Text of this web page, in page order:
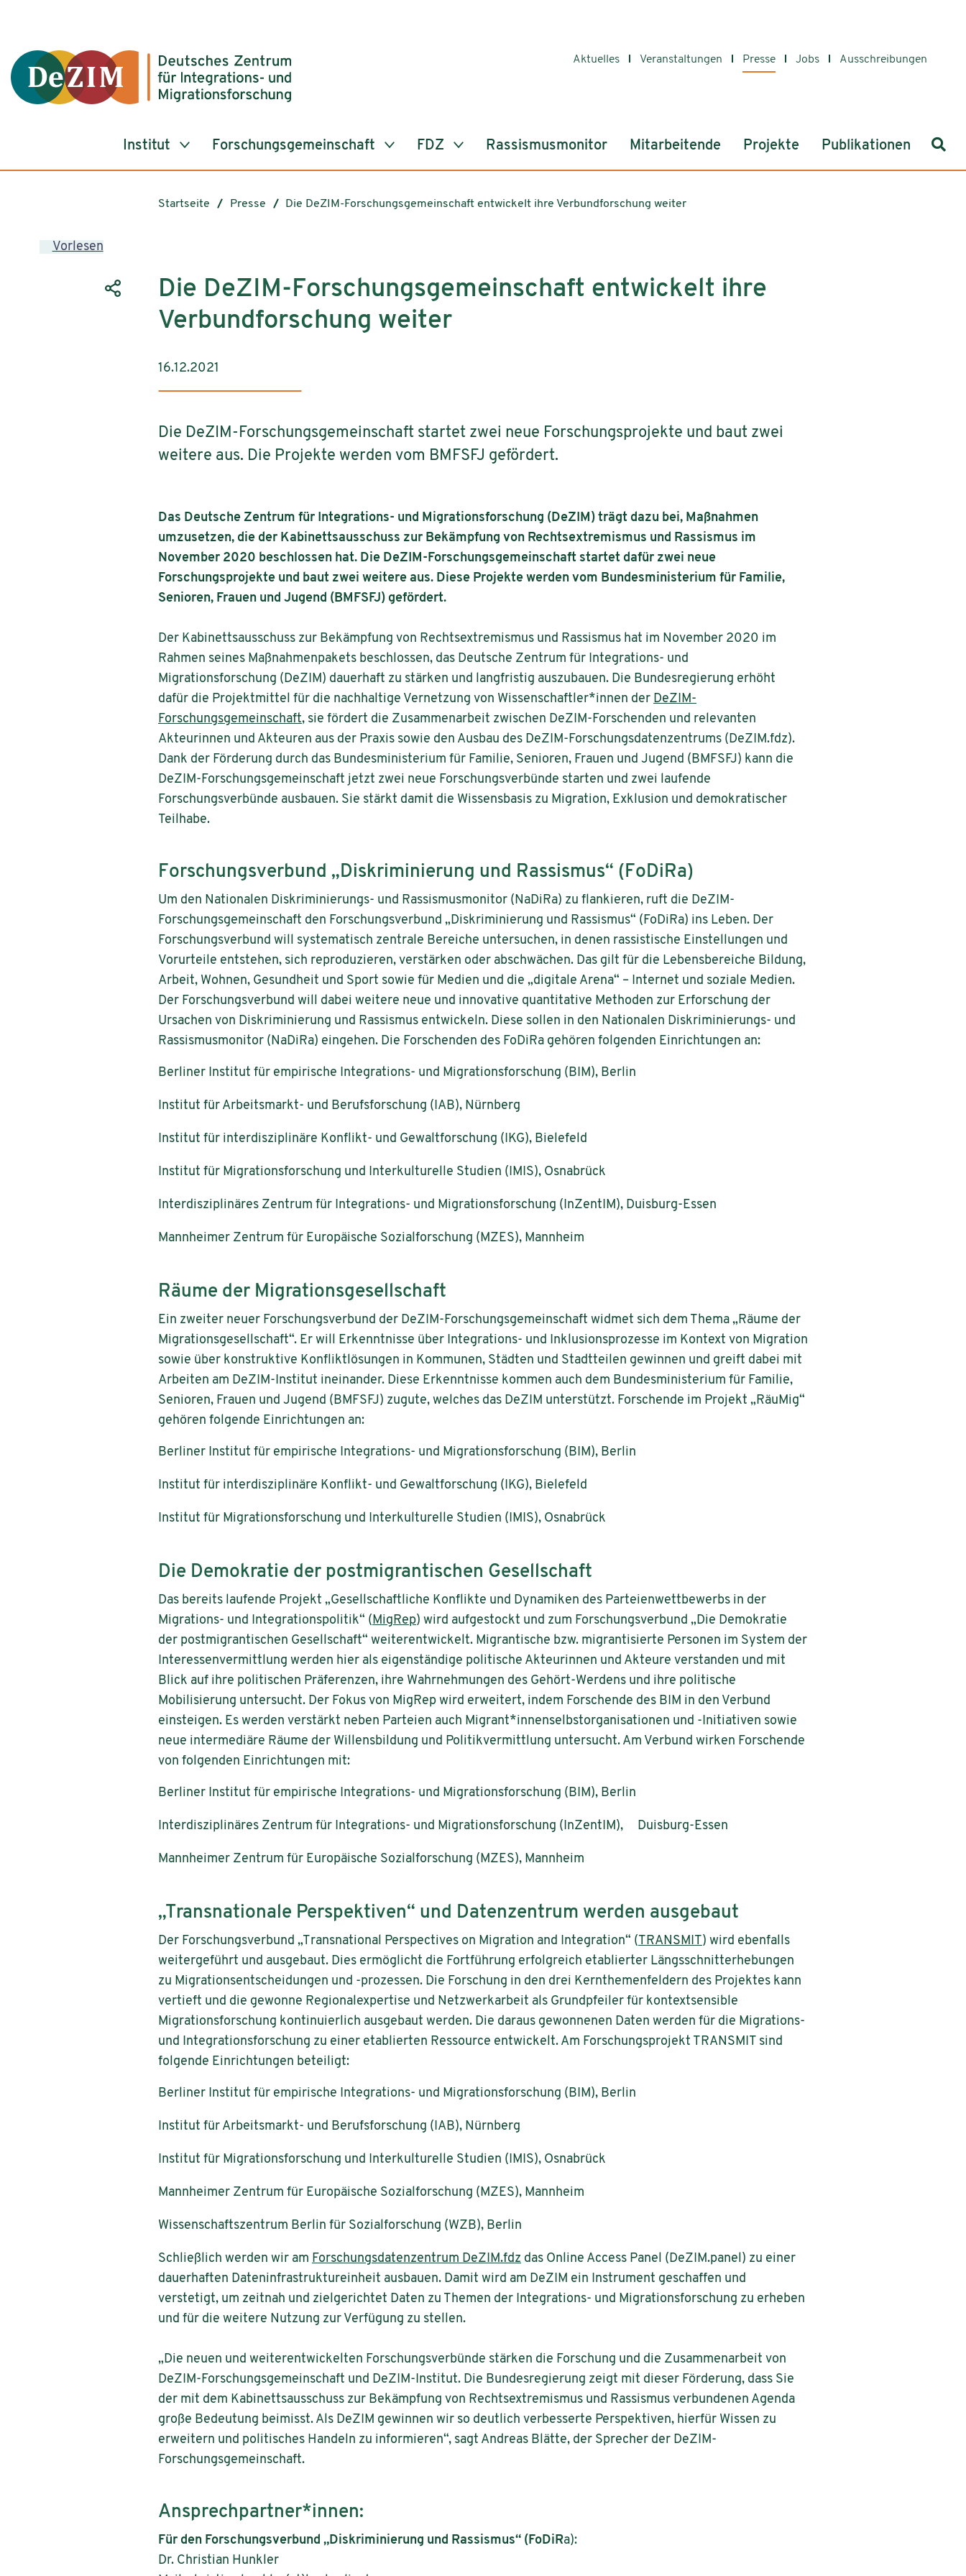
Aktuelles Veranstaltungen Presse Jobs Ausschreibungen
Institut Forschungsgemeinschaft FDZ Rassismusmonitor Mitarbeitende Projekte Publikationen
Startseite Presse Die DeZIM-Forschungsgemeinschaft entwickelt ihre Verbundforschung weiter
Vorlesen
Die DeZIM-Forschungsgemeinschaft entwickelt ihre
Verbundforschung weiter
16.12.2021
Die DeZIM-Forschungsgemeinschaft startet zwei neue Forschungsprojekte und baut zwei
weitere aus. Die Projekte werden vom BMFSFJ gefördert.
Das Deutsche Zentrum für Integrations- und Migrationsforschung (DeZIM) trägt dazu bei, Maßnahmen
umzusetzen, die der Kabinettsausschuss zur Bekämpfung von Rechtsextremismus und Rassismus im
November 2020 beschlossen hat. Die DeZIM-Forschungsgemeinschaft startet dafür zwei neue
Forschungsprojekte und baut zwei weitere aus. Diese Projekte werden vom Bundesministerium für Familie,
Senioren, Frauen und Jugend (BMFSFJ) gefördert.
Der Kabinettsausschuss zur Bekämpfung von Rechtsextremismus und Rassismus hat im November 2020 im
Rahmen seines Maßnahmenpakets beschlossen, das Deutsche Zentrum für Integrations- und
Migrationsforschung (DeZIM) dauerhaft zu stärken und langfristig auszubauen. Die Bundesregierung erhöht
dafür die Projektmittel für die nachhaltige Vernetzung von Wissenschaftler*innen der DeZIM-
Forschungsgemeinschaft, sie fördert die Zusammenarbeit zwischen DeZIM-Forschenden und relevanten
Akteurinnen und Akteuren aus der Praxis sowie den Ausbau des DeZIM-Forschungsdatenzentrums (DeZIM.fdz).
Dank der Förderung durch das Bundesministerium für Familie, Senioren, Frauen und Jugend (BMFSFJ) kann die
DeZIM-Forschungsgemeinschaft jetzt zwei neue Forschungsverbünde starten und zwei laufende
Forschungsverbünde ausbauen. Sie stärkt damit die Wissensbasis zu Migration, Exklusion und demokratischer
Teilhabe.
Forschungsverbund „Diskriminierung und Rassismus“ (FoDiRa)
Um den Nationalen Diskriminierungs- und Rassismusmonitor (NaDiRa) zu flankieren, ruft die DeZIM-
Forschungsgemeinschaft den Forschungsverbund „Diskriminierung und Rassismus“ (FoDiRa) ins Leben. Der
Forschungsverbund will systematisch zentrale Bereiche untersuchen, in denen rassistische Einstellungen und
Vorurteile entstehen, sich reproduzieren, verstärken oder abschwächen. Das gilt für die Lebensbereiche Bildung,
Arbeit, Wohnen, Gesundheit und Sport sowie für Medien und die „digitale Arena“ – Internet und soziale Medien.
Der Forschungsverbund will dabei weitere neue und innovative quantitative Methoden zur Erforschung der
Ursachen von Diskriminierung und Rassismus entwickeln. Diese sollen in den Nationalen Diskriminierungs- und
Rassismusmonitor (NaDiRa) eingehen. Die Forschenden des FoDiRa gehören folgenden Einrichtungen an:
Berliner Institut für empirische Integrations- und Migrationsforschung (BIM), Berlin
Institut für Arbeitsmarkt- und Berufsforschung (IAB), Nürnberg
Institut für interdisziplinäre Konflikt- und Gewaltforschung (IKG), Bielefeld
Institut für Migrationsforschung und Interkulturelle Studien (IMIS), Osnabrück
Interdisziplinäres Zentrum für Integrations- und Migrationsforschung (InZentIM), Duisburg-Essen
Mannheimer Zentrum für Europäische Sozialforschung (MZES), Mannheim
Räume der Migrationsgesellschaft
Ein zweiter neuer Forschungsverbund der DeZIM-Forschungsgemeinschaft widmet sich dem Thema „Räume der
Migrationsgesellschaft“. Er will Erkenntnisse über Integrations- und Inklusionsprozesse im Kontext von Migration
sowie über konstruktive Konfliktlösungen in Kommunen, Städten und Stadtteilen gewinnen und greift dabei mit
Arbeiten am DeZIM-Institut ineinander. Diese Erkenntnisse kommen auch dem Bundesministerium für Familie,
Senioren, Frauen und Jugend (BMFSFJ) zugute, welches das DeZIM unterstützt. Forschende im Projekt „RäuMig“
gehören folgende Einrichtungen an:
Berliner Institut für empirische Integrations- und Migrationsforschung (BIM), Berlin
Institut für interdisziplinäre Konflikt- und Gewaltforschung (IKG), Bielefeld
Institut für Migrationsforschung und Interkulturelle Studien (IMIS), Osnabrück
Die Demokratie der postmigrantischen Gesellschaft
Das bereits laufende Projekt „Gesellschaftliche Konflikte und Dynamiken des Parteienwettbewerbs in der
Migrations- und Integrationspolitik“ ( MigRep) wird aufgestockt und zum Forschungsverbund „Die Demokratie
der postmigrantischen Gesellschaft“ weiterentwickelt. Migrantische bzw. migrantisierte Personen im System der
Interessenvermittlung werden hier als eigenständige politische Akteurinnen und Akteure verstanden und mit
Blick auf ihre politischen Präferenzen, ihre Wahrnehmungen des Gehört-Werdens und ihre politische
Mobilisierung untersucht. Der Fokus von MigRep wird erweitert, indem Forschende des BIM in den Verbund
einsteigen. Es werden verstärkt neben Parteien auch Migrant*innenselbstorganisationen und -Initiativen sowie
neue intermediäre Räume der Willensbildung und Politikvermittlung untersucht. Am Verbund wirken Forschende
von folgenden Einrichtungen mit:
Berliner Institut für empirische Integrations- und Migrationsforschung (BIM), Berlin
Interdisziplinäres Zentrum für Integrations- und Migrationsforschung (InZentIM), Duisburg-Essen
Mannheimer Zentrum für Europäische Sozialforschung (MZES), Mannheim
„Transnationale Perspektiven“ und Datenzentrum werden ausgebaut
Der Forschungsverbund „Transnational Perspectives on Migration and Integration“ (TRANSMIT) wird ebenfalls
weitergeführt und ausgebaut. Dies ermöglicht die Fortführung erfolgreich etablierter Längsschnitterhebungen
zu Migrationsentscheidungen und -prozessen. Die Forschung in den drei Kernthemenfeldern des Projektes kann
vertieft und die gewonne Regionalexpertise und Netzwerkarbeit als Grundpfeiler für kontextsensible
Migrationsforschung kontinuierlich ausgebaut werden. Die daraus gewonnenen Daten werden für die Migrations-
und Integrationsforschung zu einer etablierten Ressource entwickelt. Am Forschungsprojekt TRANSMIT sind
folgende Einrichtungen beteiligt:
Berliner Institut für empirische Integrations- und Migrationsforschung (BIM), Berlin
Institut für Arbeitsmarkt- und Berufsforschung (IAB), Nürnberg
Institut für Migrationsforschung und Interkulturelle Studien (IMIS), Osnabrück
Mannheimer Zentrum für Europäische Sozialforschung (MZES), Mannheim
Wissenschaftszentrum Berlin für Sozialforschung (WZB), Berlin
Schließlich werden wir am Forschungsdatenzentrum DeZIM.fdz das Online Access Panel (DeZIM.panel) zu einer
dauerhaften Dateninfrastruktureinheit ausbauen. Damit wird am DeZIM ein Instrument geschaffen und
verstetigt, um zeitnah und zielgerichtet Daten zu Themen der Integrations- und Migrationsforschung zu erheben
und für die weitere Nutzung zur Verfügung zu stellen.
„Die neuen und weiterentwickelten Forschungsverbünde stärken die Forschung und die Zusammenarbeit von
DeZIM-Forschungsgemeinschaft und DeZIM-Institut. Die Bundesregierung zeigt mit dieser Förderung, dass Sie
der mit dem Kabinettsausschuss zur Bekämpfung von Rechtsextremismus und Rassismus verbundenen Agenda
große Bedeutung beimisst. Als DeZIM gewinnen wir so deutlich verbesserte Perspektiven, hierfür Wissen zu
erweitern und politisches Handeln zu informieren“, sagt Andreas Blätte, der Sprecher der DeZIM-
Forschungsgemeinschaft.
Ansprechpartner*innen:
Für den Forschungsverbund „Diskriminierung und Rassismus“ (FoDiRa):
Dr. Christian Hunkler